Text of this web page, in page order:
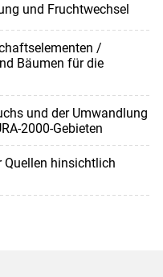
und Fruchtwechsel
/
Bäumen für die
und der Umwandlung
2000-Gebieten
Quellen hinsichtlich